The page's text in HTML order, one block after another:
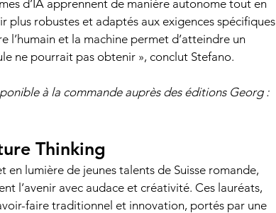
d’IA apprennent de manière autonome tout en
plus robustes et adaptés aux exigences spécifiques
l’humain et la machine permet d’atteindre un
ne pourrait pas obtenir », conclut Stefano.
à la commande auprès des éditions Georg :
Thinking
lumière de jeunes talents de Suisse romande,
l’avenir avec audace et créativité. Ces lauréats,
faire traditionnel et innovation, portés par une